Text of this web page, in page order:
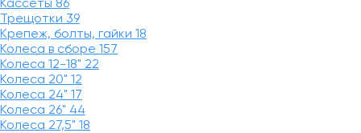
Кассеты 86
Трещотки 39
Крепеж, болты, гайки 18
Колеса в сборе 157
Колеса 12-18" 22
Колеса 20" 12
Колеса 24" 17
Колеса 26" 44
Колеса 27,5" 18